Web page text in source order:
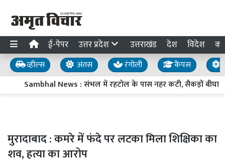
ई-पेपर उत्तर प्रदेश उत्तराखंड देश विदेश
व्हील्स अंतस रंगोली कैंपस
Sambhal News : संभल में रहटोल के पास नहर कटी, सैकड़ों बीघा
मुरादाबाद : कमरे में फंदे पर लटका मिला शिक्षिका का
शव, हत्या का आरोप